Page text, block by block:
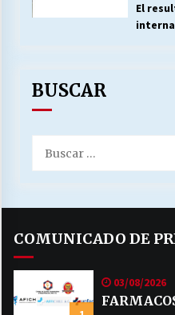
El
BUSCAR
por:
COMUNICADO DE
03/08/2026